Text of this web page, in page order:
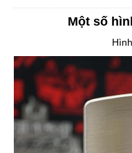
Một số